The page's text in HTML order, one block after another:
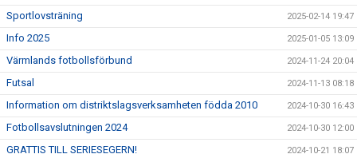
Sportlovsträning 2025-02-14 19:47
Info 2025 2025-01-05 13:09
Värmlands fotbollsförbund 2024-11-24 20:04
Futsal 2024-11-13 08:18
Information om distriktslagsverksamheten födda 2010 2024-10-30 16:43
Fotbollsavslutningen 2024 2024-10-30 12:00
GRATTIS TILL SERIESEGERN! 2024-10-21 18:07